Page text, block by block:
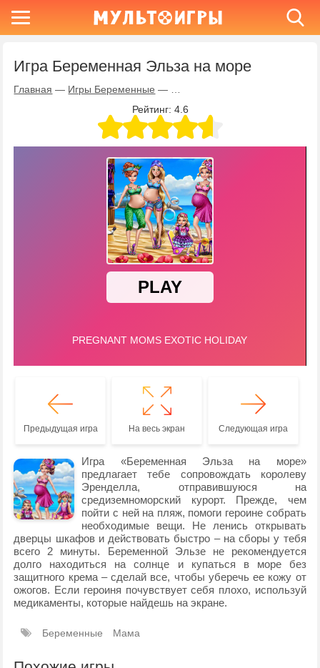
Игра Беременная Эльза на море
Главная — Игры Беременные —
Рейтинг: 4.6
Предыдущая игра На весь экран Следующая игра
Игра «Беременная Эльза на море»
предлагает тебе сопровождать королеву
Эренделла, отправившуюся на
средиземноморский курорт. Прежде, чем
пойти с ней на пляж, помоги героине собрать
необходимые вещи. Не ленись открывать
дверцы шкафов и действовать быстро – на сборы у тебя
всего 2 минуты. Беременной Эльзе не рекомендуется
долго находиться на солнце и купаться в море без
защитного крема – сделай все, чтобы уберечь ее кожу от
ожогов. Если героиня почувствует себя плохо, используй
медикаменты, которые найдешь на экране.
Беременные Мама